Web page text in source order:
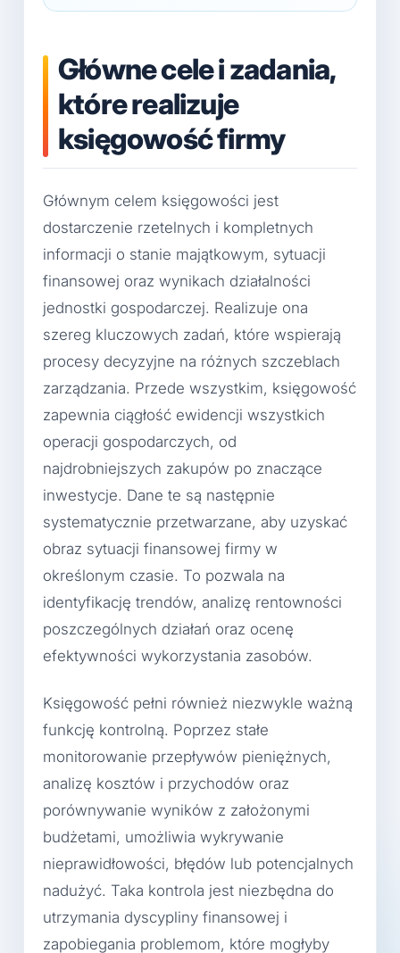
Główne cele i zadania,
które realizuje
księgowość firmy
Głównym celem księgowości jest
dostarczenie rzetelnych i kompletnych
informacji o stanie majątkowym, sytuacji
finansowej oraz wynikach działalności
jednostki gospodarczej. Realizuje ona
szereg kluczowych zadań, które wspierają
procesy decyzyjne na różnych szczeblach
zarządzania. Przede wszystkim, księgowość
zapewnia ciągłość ewidencji wszystkich
operacji gospodarczych, od
najdrobniejszych zakupów po znaczące
inwestycje. Dane te są następnie
systematycznie przetwarzane, aby uzyskać
obraz sytuacji finansowej firmy w
określonym czasie. To pozwala na
identyfikację trendów, analizę rentowności
poszczególnych działań oraz ocenę
efektywności wykorzystania zasobów.
Księgowość pełni również niezwykle ważną
funkcję kontrolną. Poprzez stałe
monitorowanie przepływów pieniężnych,
analizę kosztów i przychodów oraz
porównywanie wyników z założonymi
budżetami, umożliwia wykrywanie
nieprawidłowości, błędów lub potencjalnych
nadużyć. Taka kontrola jest niezbędna do
utrzymania dyscypliny finansowej i
zapobiegania problemom, które mogłyby